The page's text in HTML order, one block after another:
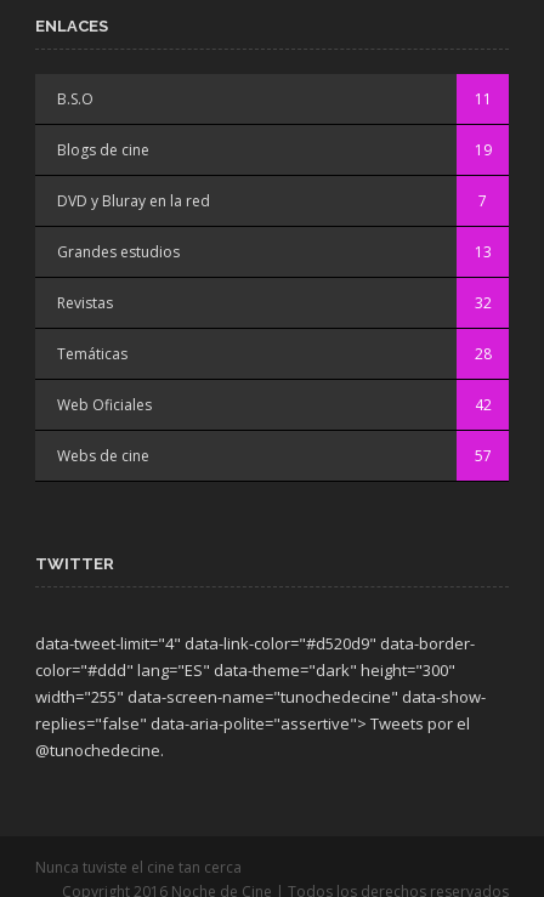
ENLACES
B.S.O 11
Blogs de cine 19
DVD y Bluray en la red 7
Grandes estudios 13
Revistas 32
Temáticas 28
Web Oficiales 42
Webs de cine 57
TWITTER
data-tweet-limit="4" data-link-color="#d520d9" data-border-
color="#ddd" lang="ES" data-theme="dark" height="300"
width="255" data-screen-name="tunochedecine" data-show-
replies="false" data-aria-polite="assertive"> Tweets por el
@tunochedecine.
Nunca tuviste el cine tan cerca
Copyright 2016 Noche de Cine | Todos los derechos reservados